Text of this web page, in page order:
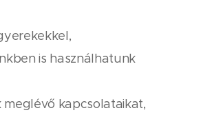
is használhatunk
kapcsolataikat,